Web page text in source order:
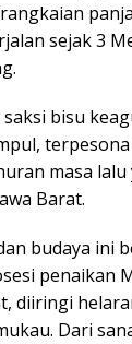
sejak 3
bisu
masa lalu
Barat.
budaya ini
penaikan
diiringi
Dari